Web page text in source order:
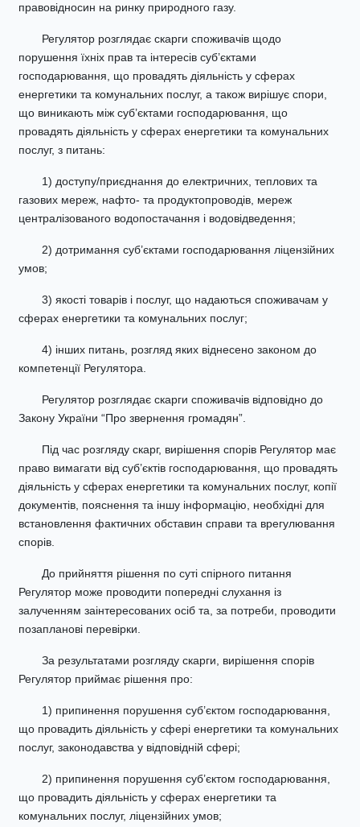
правовідносин на ринку природного газу.
Регулятор розглядає скарги споживачів щодо
порушення їхніх прав та інтересів суб’єктами
господарювання, що провадять діяльність у сферах
енергетики та комунальних послуг, а також вирішує спори,
що виникають між суб’єктами господарювання, що
провадять діяльність у сферах енергетики та комунальних
послуг, з питань:
1) доступу/приєднання до електричних, теплових та
газових мереж, нафто- та продуктопроводів, мереж
централізованого водопостачання і водовідведення;
2) дотримання суб’єктами господарювання ліцензійних
умов;
3) якості товарів і послуг, що надаються споживачам у
сферах енергетики та комунальних послуг;
4) інших питань, розгляд яких віднесено законом до
компетенції Регулятора.
Регулятор розглядає скарги споживачів відповідно до
Закону України “Про звернення громадян”.
Під час розгляду скарг, вирішення спорів Регулятор має
право вимагати від суб’єктів господарювання, що провадять
діяльність у сферах енергетики та комунальних послуг, копії
документів, пояснення та іншу інформацію, необхідні для
встановлення фактичних обставин справи та врегулювання
спорів.
До прийняття рішення по суті спірного питання
Регулятор може проводити попередні слухання із
залученням заінтересованих осіб та, за потреби, проводити
позапланові перевірки.
За результатами розгляду скарги, вирішення спорів
Регулятор приймає рішення про:
1) припинення порушення суб’єктом господарювання,
що провадить діяльність у сфері енергетики та комунальних
послуг, законодавства у відповідній сфері;
2) припинення порушення суб’єктом господарювання,
що провадить діяльність у сферах енергетики та
комунальних послуг, ліцензійних умов;